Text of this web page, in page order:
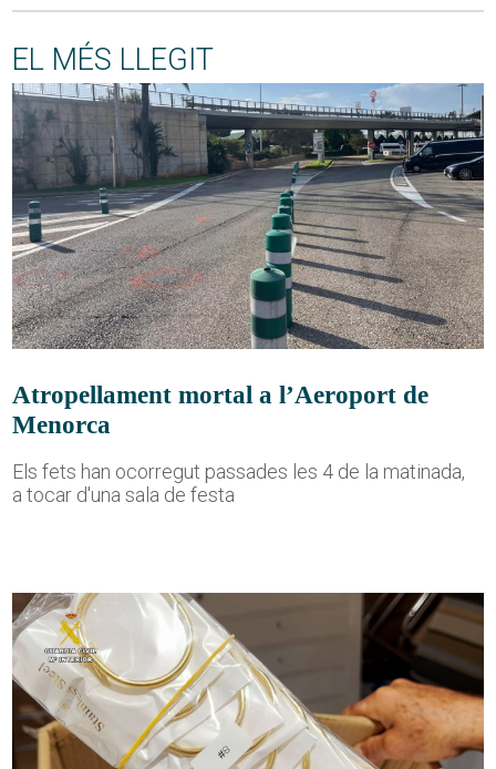
EL MÉS LLEGIT
Atropellament mortal a l’Aeroport de
Menorca
Els fets han ocorregut passades les 4 de la matinada,
a tocar d'una sala de festa